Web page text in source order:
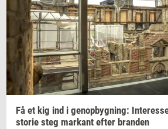
Få et kig ind i genop­byg­ning:
sto­rie steg mar­kant efter bran­den